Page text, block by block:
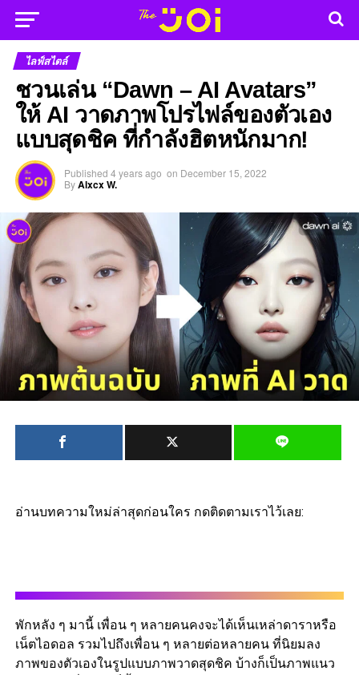
ไลฟ์สไตล์
ชวนเล่น “Dawn – AI Avatars”
ให้ AI วาดภาพโปรไฟล์ของตัวเอง
แบบสุดชิค ที่กำลังฮิตหนักมาก!
Published 4 years ago on December 15, 2022
ByAlxcx W.
อ่านบทความใหม่ล่าสุดก่อนใคร กดติดตามเราไว้เลย:
พักหลัง ๆ มานี้ เพื่อน ๆ หลายคนคงจะได้เห็นเหล่าดาราหรือ
เน็ตไอดอล รวมไปถึงเพื่อน ๆ หลายต่อหลายคน ที่นิยมลง
ภาพของตัวเองในรูปแบบภาพวาดสุดชิค บ้างก็เป็นภาพแนว